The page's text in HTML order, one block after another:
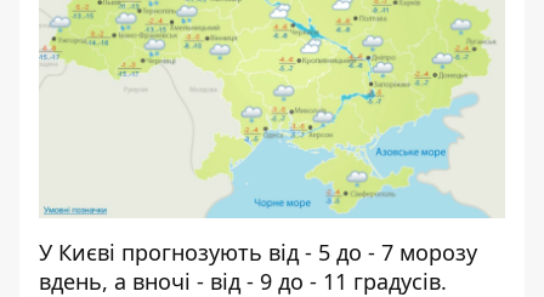
У Києві прогнозують від - 5 до - 7 морозу
вдень, а вночі - від - 9 до - 11 градусів.